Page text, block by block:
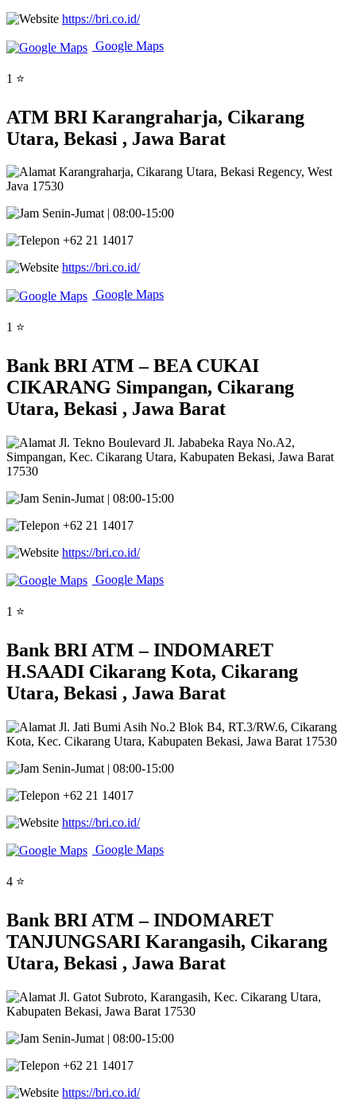
https://bri.co.id/
Google Maps
1 ⭐
ATM BRI Karangraharja, Cikarang
Utara, Bekasi , Jawa Barat
Karangraharja, Cikarang Utara, Bekasi Regency, West
Java 17530
Senin-Jumat | 08:00-15:00
+62 21 14017
https://bri.co.id/
Google Maps
1 ⭐
Bank BRI ATM – BEA CUKAI
CIKARANG Simpangan, Cikarang
Utara, Bekasi , Jawa Barat
Jl. Tekno Boulevard Jl. Jababeka Raya No.A2,
Simpangan, Kec. Cikarang Utara, Kabupaten Bekasi, Jawa Barat
17530
Senin-Jumat | 08:00-15:00
+62 21 14017
https://bri.co.id/
Google Maps
1 ⭐
Bank BRI ATM – INDOMARET
H.SAADI Cikarang Kota, Cikarang
Utara, Bekasi , Jawa Barat
Jl. Jati Bumi Asih No.2 Blok B4, RT.3/RW.6, Cikarang
Kota, Kec. Cikarang Utara, Kabupaten Bekasi, Jawa Barat 17530
Senin-Jumat | 08:00-15:00
+62 21 14017
https://bri.co.id/
Google Maps
4 ⭐
Bank BRI ATM – INDOMARET
TANJUNGSARI Karangasih, Cikarang
Utara, Bekasi , Jawa Barat
Jl. Gatot Subroto, Karangasih, Kec. Cikarang Utara,
Kabupaten Bekasi, Jawa Barat 17530
Senin-Jumat | 08:00-15:00
+62 21 14017
https://bri.co.id/